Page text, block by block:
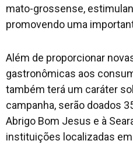
mato-grossense,
promovendo uma
Além de proporcionar
gastronômicas aos
também terá um caráter
campanha, serão doados
Abrigo Bom Jesus e à
instituições localizadas em